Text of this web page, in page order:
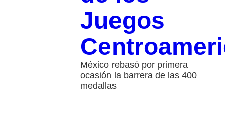
Juegos
México rebasó por primera
ocasión la barrera de las 400
medallas